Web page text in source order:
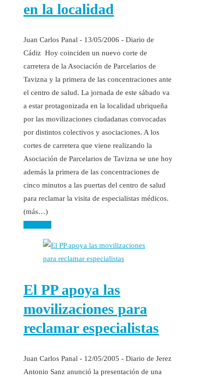
en la localidad
Juan Carlos Panal - 13/05/2006 - Diario de
Cádiz Hoy coinciden un nuevo corte de
carretera de la Asociación de Parcelarios de
Tavizna y la primera de las concentraciones ante
el centro de salud. La jornada de este sábado va
a estar protagonizada en la localidad ubriqueña
por las movilizaciones ciudadanas convocadas
por distintos colectivos y asociaciones. A los
cortes de carretera que viene realizando la
Asociación de Parcelarios de Tavizna se une hoy
además la primera de las concentraciones de
cinco minutos a las puertas del centro de salud
para reclamar la visita de especialistas médicos.
(más…)
El PP apoya las
movilizaciones para
reclamar especialistas
Juan Carlos Panal - 12/05/2005 - Diario de Jerez
Antonio Sanz anunció la presentación de una